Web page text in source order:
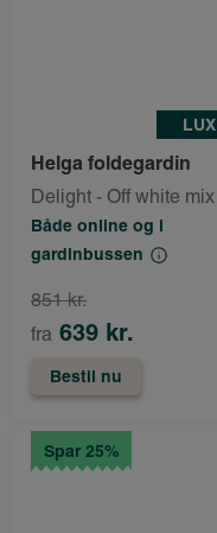
LUX
Helga foldegardin
Delight - Off white mix
Både online og i
gardinbussen
fra 639 kr.
851 kr.
Bestil nu
Spar 25%